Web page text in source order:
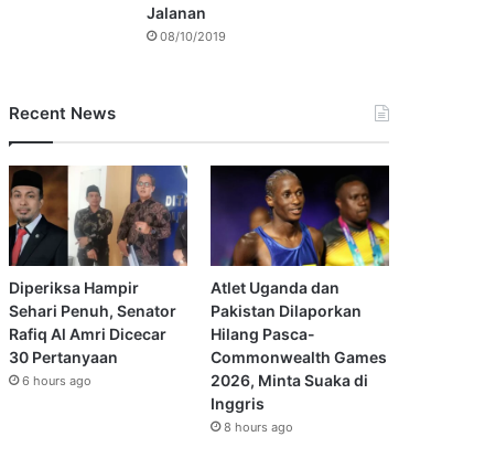
Jalanan
08/10/2019
Recent News
Diperiksa Hampir
Sehari Penuh, Senator
Rafiq Al Amri Dicecar
30 Pertanyaan
6 hours ago
Atlet Uganda dan
Pakistan Dilaporkan
Hilang Pasca-
Commonwealth Games
2026, Minta Suaka di
Inggris
8 hours ago